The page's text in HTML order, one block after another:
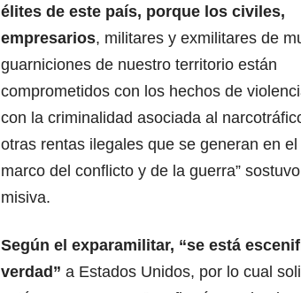
élites de este país, porque los civiles,
empresarios, militares y exmilitares de
guarniciones de nuestro territorio están
comprometidos con los hechos de
con la criminalidad asociada al
otras rentas ilegales que se generan en el
marco del conflicto y de la guerra”
misiva.
Según el exparamilitar, “se está
verdad” a Estados Unidos, por lo cual